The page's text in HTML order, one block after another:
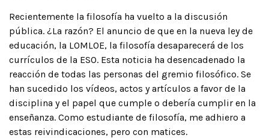
Recientemente la filosofía ha vuelto a la discusión
pública. ¿La razón? El anuncio de que en la nueva ley de
educación, la LOMLOE, la filosofía desaparecerá de los
currículos de la ESO. Esta noticia ha desencadenado la
reacción de todas las personas del gremio filosófico. Se
han sucedido los vídeos, actos y artículos a favor de la
disciplina y el papel que cumple o debería cumplir en la
enseñanza. Como estudiante de filosofía, me adhiero a
estas reivindicaciones, pero con matices.